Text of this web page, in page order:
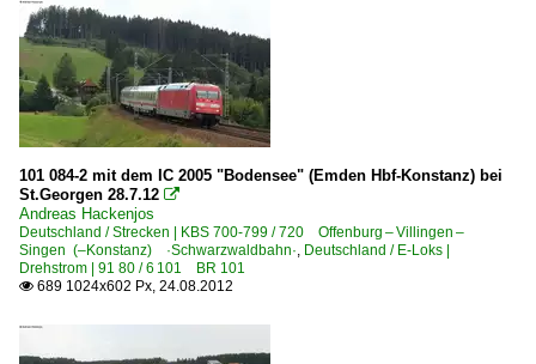
101 084-2 mit dem IC 2005 "Bodensee" (Emden Hbf-Konstanz) bei
St.Georgen 28.7.12 
Andreas Hackenjos
Deutschland / Strecken | KBS 700-799 / 720 Offenburg – Villingen –
Singen (–Konstanz) ·Schwarzwaldbahn·, Deutschland / E-Loks |
Drehstrom | 91 80 / 6 101 BR 101
 689 1024x602 Px, 24.08.2012